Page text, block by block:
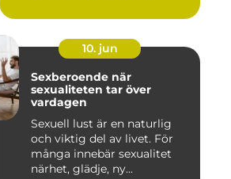
10. jun
Sexberoende när
sexualiteten tar över
vardagen
Sexuell lust är en naturlig
och viktig del av livet. För
många innebär sexualitet
närhet, glädje, ny...